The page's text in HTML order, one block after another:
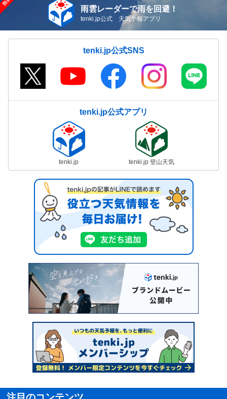
雨雲レーダーで雨を回避！
tenki.jp公式 天気予報アプリ
tenki.jp公式SNS
tenki.jp公式アプリ
tenki.jp tenki.jp 登山天気